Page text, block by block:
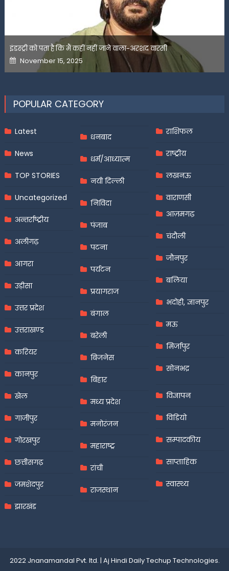
इंडस्ट्री को पता है कि मैं कहीं नहीं जाने वाला-अरशद वारसी
Posted
on
November 15, 2025
POPULAR CATEGORY
Latest
News
TOP STORIES
Uncategorized
अन्तर्राष्ट्रीय
अलीगढ़
आगरा
उड़ीसा
उत्तर प्रदेश
उत्तराखण्ड
करियर
कानपुर
खेल
गाजीपुर
गोरखपुर
छत्तीसगढ़
जमशेदपुर
झारखंड
धनबाद
धर्म/आध्यात्म
नयी दिल्ली
निविदा
पंजाब
पटना
पर्यटन
प्रयागराज
बंगाल
बरेली
बिजनेस
बिहार
मध्य प्रदेश
मनोरंजन
महाराष्ट्र
रांची
राजस्थान
राशिफल
राष्ट्रीय
लखनऊ
वाराणसी
आज़मगढ़
चंदौली
जौनपुर
बलिया
भदोही, ज्ञानपुर
मऊ
मिर्जापुर
सोनभद्र
विज्ञापन
विडियो
सम्पादकीय
साप्ताहिक
स्वास्थ्य
2022 Jnanamandal Pvt. ltd. | Aj Hindi DailyTechup Technologies.